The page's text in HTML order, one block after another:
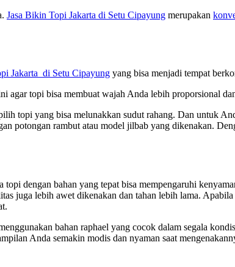
Jasa Bikin Topi Jakarta di Setu Cipayung merupakan
Jakarta di Setu Cipayung yang bisa menjadi tempat
topi bisa membuat wajah Anda lebih proporsional
topi yang bisa melunakkan sudut rahang. Dan untuk
potongan rambut atau model jilbab yang dikenakan.
dengan bahan yang tepat bisa mempengaruhi
juga lebih awet dikenakan dan tahan lebih lama. Apabila
bahan raphael yang cocok dalam segala
Anda semakin modis dan nyaman saat